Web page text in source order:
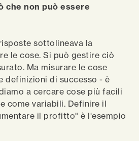
che non può essere
sottolineava la
le cose. Si può gestire ciò
Ma misurare le cose
definizioni di successo - è
a cercare cose più facili
come variabili. Definire il
il profitto" è l'esempio